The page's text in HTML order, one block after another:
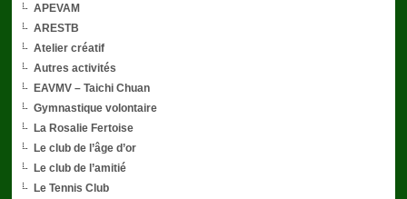
APEVAM
ARESTB
Atelier créatif
Autres activités
EAVMV – Taichi Chuan
Gymnastique volontaire
La Rosalie Fertoise
Le club de l’âge d’or
Le club de l’amitié
Le Tennis Club